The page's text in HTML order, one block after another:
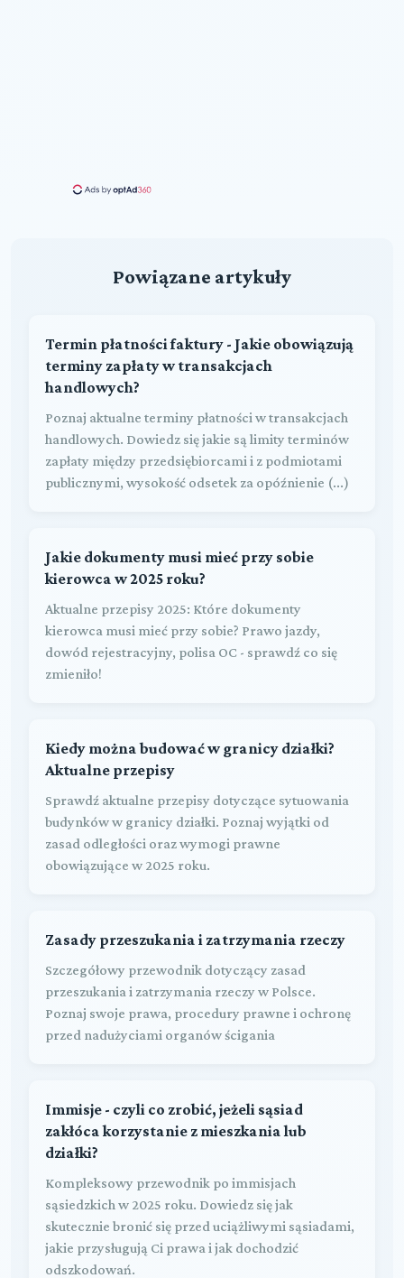
Powiązane artykuły
Termin płatności faktury - Jakie obowiązują
terminy zapłaty w transakcjach
handlowych?
Poznaj aktualne terminy płatności w transakcjach
handlowych. Dowiedz się jakie są limity terminów
zapłaty między przedsiębiorcami i z podmiotami
publicznymi, wysokość odsetek za opóźnienie (...)
Jakie dokumenty musi mieć przy sobie
kierowca w 2025 roku?
Aktualne przepisy 2025: Które dokumenty
kierowca musi mieć przy sobie? Prawo jazdy,
dowód rejestracyjny, polisa OC - sprawdź co się
zmieniło!
Kiedy można budować w granicy działki?
Aktualne przepisy
Sprawdź aktualne przepisy dotyczące sytuowania
budynków w granicy działki. Poznaj wyjątki od
zasad odległości oraz wymogi prawne
obowiązujące w 2025 roku.
Zasady przeszukania i zatrzymania rzeczy
Szczegółowy przewodnik dotyczący zasad
przeszukania i zatrzymania rzeczy w Polsce.
Poznaj swoje prawa, procedury prawne i ochronę
przed nadużyciami organów ścigania
Immisje - czyli co zrobić, jeżeli sąsiad
zakłóca korzystanie z mieszkania lub
działki?
Kompleksowy przewodnik po immisjach
sąsiedzkich w 2025 roku. Dowiedz się jak
skutecznie bronić się przed uciążliwymi sąsiadami,
jakie przysługują Ci prawa i jak dochodzić
odszkodowań.